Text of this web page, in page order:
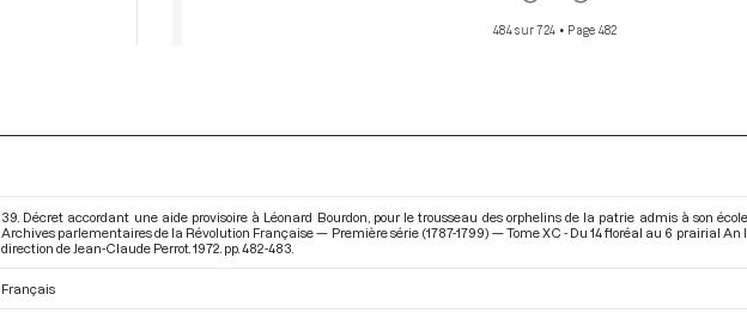
484 sur 724 • Page 482
39. Décret accordant une aide provisoire à Léonard Bourdon, pour le trousseau des orphelins de la patrie admis à son
Archives parlementaires de la Révolution Française — Première série (1787-1799) — Tome XC - Du 14 floréal au 6 prairial An
direction de Jean-Claude Perrot. 1972. pp. 482-483.
Français